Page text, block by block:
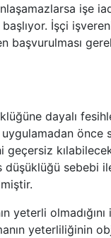
işe
İşçi
başvurulması
dayalı
önce
geçersiz
sebebi
yeterli
yeterliliğinin